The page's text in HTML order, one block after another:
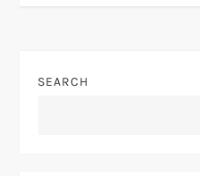
i
SEARCH